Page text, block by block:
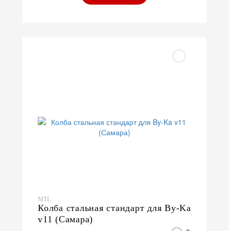
MTL
Колба стальная стандарт для By-Ka
v11 (Самара)